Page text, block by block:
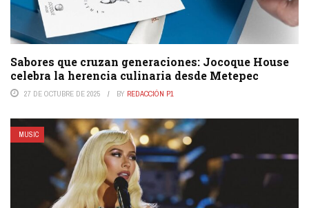
Sabores que cruzan generaciones: Jocoque House
celebra la herencia culinaria desde Metepec
27 DE OCTUBRE DE 2025 BY REDACCIÓN P1
MUSIC